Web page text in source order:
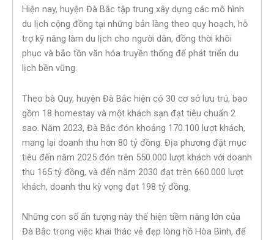
Hiện nay, huyện Đà Bắc tập trung xây dựng các mô hình
du lịch cộng đồng tại những bản làng theo quy hoạch, hỗ
trợ kỹ năng làm du lịch cho người dân, đồng thời khôi
phục và bảo tồn văn hóa truyền thống để phát triển du
lịch bền vững.
Theo bà Quy, huyện Đà Bắc hiện có 30 cơ sở lưu trú, bao
gồm 18 homestay và một khách sạn đạt tiêu chuẩn 2
sao. Năm 2023, Đà Bắc đón khoảng 170.100 lượt khách,
mang lại doanh thu hơn 80 tỷ đồng. Địa phương đặt mục
tiêu đến năm 2025 đón trên 550.000 lượt khách với doanh
thu 165 tỷ đồng, và đến năm 2030 đạt trên 660.000 lượt
khách, doanh thu kỳ vọng đạt 198 tỷ đồng.
Những con số ấn tượng này thể hiện tiềm năng lớn của
Đà Bắc trong việc khai thác vẻ đẹp lòng hồ Hòa Bình, để